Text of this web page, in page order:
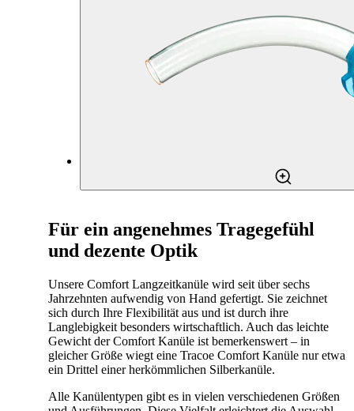
Für ein angenehmes Tragegefühl
und dezente Optik
Unsere Comfort Langzeitkanüle wird seit über sechs
Jahrzehnten aufwendig von Hand gefertigt. Sie zeichnet
sich durch Ihre Flexibilität aus und ist durch ihre
Langlebigkeit besonders wirtschaftlich. Auch das leichte
Gewicht der Comfort Kanüle ist bemerkenswert – in
gleicher Größe wiegt eine Tracoe Comfort Kanüle nur etwa
ein Drittel einer herkömmlichen Silberkanüle.
Alle Kanülentypen gibt es in vielen verschiedenen Größen